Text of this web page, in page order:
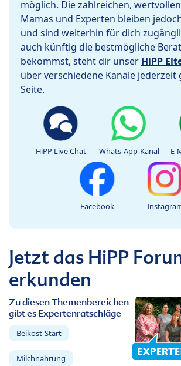
möglich. Die zahlreichen,
Mamas und Experten bleiben
und sind weiterhin für dich
auch künftig die bestmögliche
bekommst, steht dir unser HiPP
über verschiedene Kanäle jederzeit
Seite.
HiPP Live Chat Whats-App-Kanal E-
Facebook
Jetzt das HiPP
erkunden
Zu diesen Themenbereichen
gibt es Expertenratschläge
Beikost-Start
Milchnahrung